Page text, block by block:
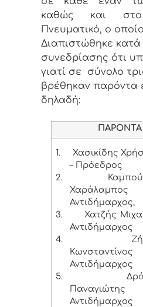
καθώς και στο
Πνευματικό, ο
Διαπιστώθηκε κατά
συνεδρίασης ότι
γιατί σε σύνολο
βρέθηκαν παρόντα
δηλαδή:
ΠΑΡΟΝΤΑ
1.
Χασικίδης
– Πρόεδρος
2.
Αντιδήμαρχος,
3.
Χατζής
Αντιδήμαρχος
4.
Αντιδήμαρχος
5.
Αντιδήμαρχος